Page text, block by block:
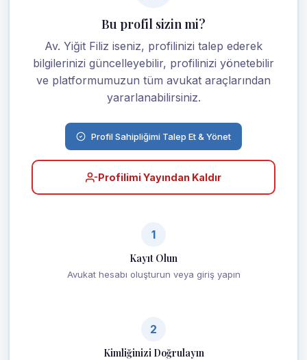
Bu profil sizin mi?
Av. Yiğit Filiz iseniz, profilinizi talep ederek
bilgilerinizi güncelleyebilir, profilinizi yönetebilir
ve platformumuzun tüm avukat araçlarından
yararlanabilirsiniz.
Profil Sahipliğimi Talep Et & Yönet
Profilimi Yayından Kaldır
1
Kayıt Olun
Avukat hesabı oluşturun veya giriş yapın
2
Kimliğinizi Doğrulayın